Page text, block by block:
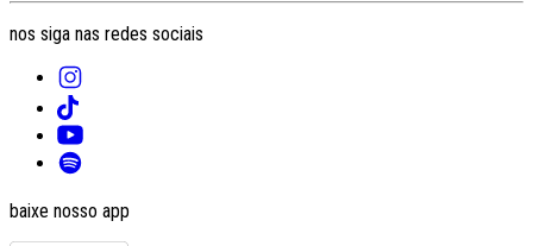
nos siga nas redes sociais
baixe nosso app